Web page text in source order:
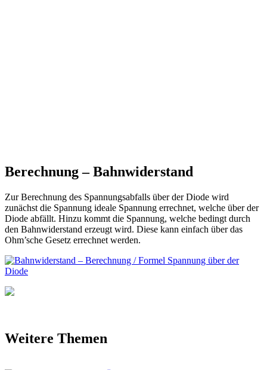
Berechnung – Bahnwiderstand
Zur Berechnung des Spannungsabfalls über der Diode wird
zunächst die Spannung ideale Spannung errechnet, welche über der
Diode abfällt. Hinzu kommt die Spannung, welche bedingt durch
den Bahnwiderstand erzeugt wird. Diese kann einfach über das
Ohm’sche Gesetz errechnet werden.
Weitere Themen